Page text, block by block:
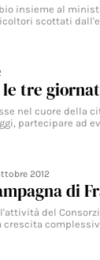
insieme al
scottati
le tre
nel cuore della
partecipare ad
2012
di
del
crescita